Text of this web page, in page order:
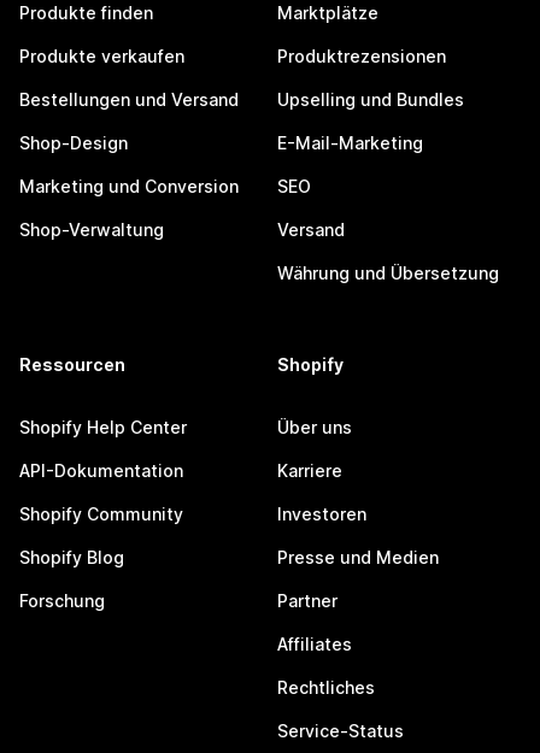
Produkte finden
Produkte verkaufen
Bestellungen und Versand
Shop-Design
Marketing und Conversion
Shop-Verwaltung
Marktplätze
Produktrezensionen
Upselling und Bundles
E-Mail-Marketing
SEO
Versand
Währung und Übersetzung
Ressourcen
Shopify Help Center
API-Dokumentation
Shopify Community
Shopify Blog
Forschung
Shopify
Über uns
Karriere
Investoren
Presse und Medien
Partner
Affiliates
Rechtliches
Service-Status